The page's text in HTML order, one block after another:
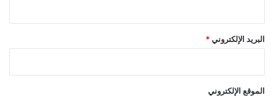
البريد الإلكتروني*
الموقع الإلكتروني